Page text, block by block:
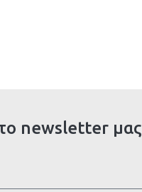
newsletter μας